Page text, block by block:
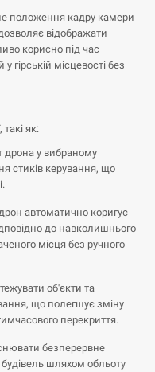
положення кадру камери
відображати
корисно під час
гірській місцевості без
як:
дрона у вибраному
стиків керування, що
автоматично коригує
до навколишнього
місця без ручного
об'єкти та
що полегшує зміну
перекриття.
безперервне
шляхом обльоту